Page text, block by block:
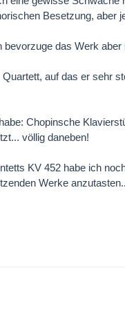
Besetzung, aber
das Werk
auf das er sehr
Chopinsche
völlig daneben!
KV 452 habe ich
Werke